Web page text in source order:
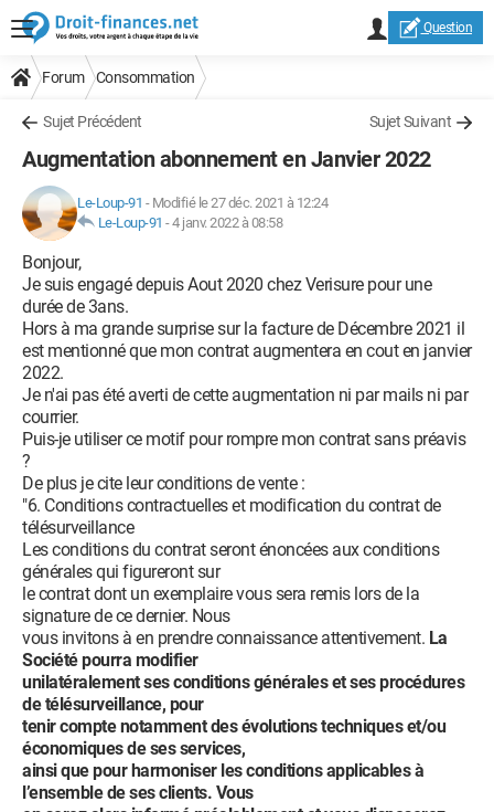
Question
Forum Consommation
Sujet Précédent Sujet Suivant
Augmentation abonnement en Janvier 2022
Le-Loup-91 - Modifié le 27 déc. 2021 à 12:24
Le-Loup-91 -4 janv. 2022 à 08:58
Bonjour,
Je suis engagé depuis Aout 2020 chez Verisure pour une
durée de 3ans.
Hors à ma grande surprise sur la facture de Décembre 2021 il
est mentionné que mon contrat augmentera en cout en janvier
2022.
Je n'ai pas été averti de cette augmentation ni par mails ni par
courrier.
Puis-je utiliser ce motif pour rompre mon contrat sans préavis
?
De plus je cite leur conditions de vente :
"6. Conditions contractuelles et modification du contrat de
télésurveillance
Les conditions du contrat seront énoncées aux conditions
générales qui figureront sur
le contrat dont un exemplaire vous sera remis lors de la
signature de ce dernier. Nous
vous invitons à en prendre connaissance attentivement. La
Société pourra modifier
unilatéralement ses conditions générales et ses procédures
de télésurveillance, pour
tenir compte notamment des évolutions techniques et/ou
économiques de ses services,
ainsi que pour harmoniser les conditions applicables à
l’ensemble de ses clients. Vous